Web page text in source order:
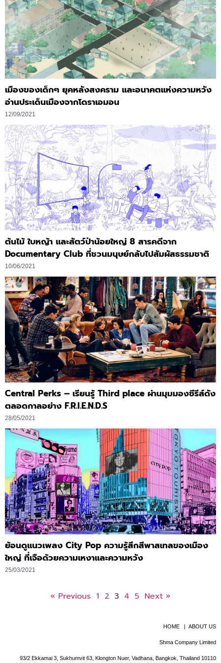
เมืองของเด็กๆ ยุคหลังสงคราม และอนาคตแห่งความหวัง
อ่านประเด็นเมืองจากโดราเอมอน
12/09/2021
ต้นไม้ ใบหญ้า และสัตว์ป่าน้อยใหญ่ 8 สารคดีจาก
Documentary Club ที่ชวนมนุษย์กลับไปสัมผัสธรรมชาติ
10/06/2021
Central Perks – เรียนรู้ Third place ผ่านมุมมองซีรีส์ดัง
ตลอดกาลอย่าง F.R.I.E.N.D.S
28/05/2021
ย้อนดูแนวเพลง City Pop ความรู้สึกสีพาสเทลของเมือง
ใหญ่ ที่เจือด้วยความเหงาและความหวัง
25/03/2021
« Previous 1 2 3 4 5 Next »
HOME | ABOUT US
Shma Company Limited
93/2 Ekkamai 3, Sukhumvit 63, Klongton Nuer, Vadhana, Bangkok, Thailand 10110